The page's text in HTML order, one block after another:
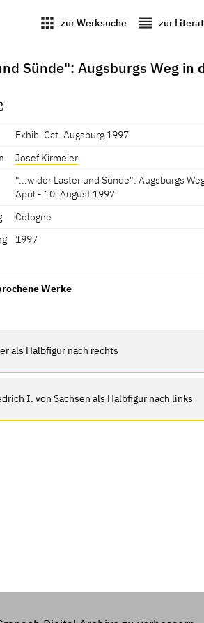
apps zur Werksuche reorder zur
Sünde": Augsburgs Weg
Exhib. Cat. Augsburg 1997
Josef Kirmeier
"...wider Laster und Sünde": Augsburgs
April - 10. August 1997
Cologne
1997
Werke
als Halbfigur nach rechts
I. von Sachsen als Halbfigur nach links